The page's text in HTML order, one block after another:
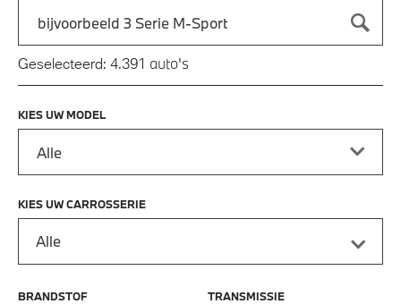
Zoek naar een automodel, bijvoorbeeld 3 Serie M-Sport
Typ een automodel in en druk op enter om te zoeken
Geselecteerd: 4.391 auto's
KIES UW MODEL
KIES UW CARROSSERIE
Alle
BRANDSTOF TRANSMISSIE